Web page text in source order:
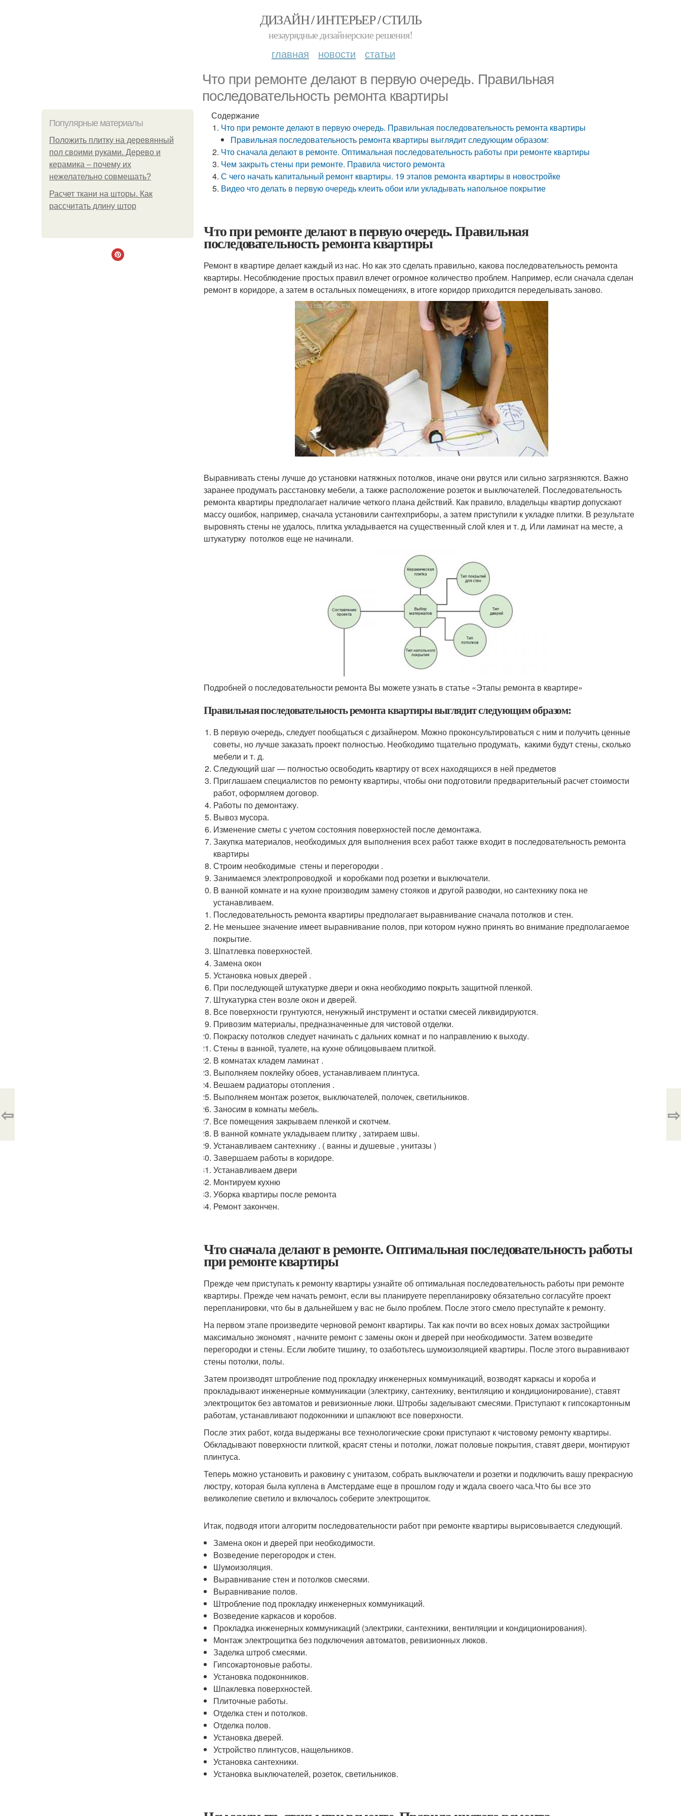
ДИЗАЙН / ИНТЕРЬЕР / СТИЛЬ
незаурядные дизайнерские решения!
главная новости статьи
Что при ремонте делают в первую очередь. Правильная
последовательность ремонта квартиры
Популярные материалы
Положить плитку на деревянный
пол своими руками. Дерево и
керамика – почему их
нежелательно совмещать?
Расчет ткани на шторы. Как
рассчитать длину штор
Содержание
Что при ремонте делают в первую очередь. Правильная последовательность ремонта квартиры
Правильная последовательность ремонта квартиры выглядит следующим образом:
Что сначала делают в ремонте. Оптимальная последовательность работы при ремонте квартиры
Чем закрыть стены при ремонте. Правила чистого ремонта
С чего начать капитальный ремонт квартиры. 19 этапов ремонта квартиры в новостройке
Видео что делать в первую очередь клеить обои или укладывать напольное покрытие
Что при ремонте делают в первую очередь. Правильная
последовательность ремонта квартиры
Ремонт в квартире делает каждый из нас. Но как это сделать правильно, какова последовательность ремонта
квартиры. Несоблюдение простых правил влечет огромное количество проблем. Например, если сначала сделан
ремонт в коридоре, а затем в остальных помещениях, в итоге коридор приходится переделывать заново.
Выравнивать стены лучше до установки натяжных потолков, иначе они рвутся или сильно загрязняются. Важно
заранее продумать расстановку мебели, а также расположение розеток и выключателей. Последовательность
ремонта квартиры предполагает наличие четкого плана действий. Как правило, владельцы квартир допускают
массу ошибок, например, сначала установили сантехприборы, а затем приступили к укладке плитки. В результате
выровнять стены не удалось, плитка укладывается на существенный слой клея и т. д. Или ламинат на месте, а
штукатурку потолков еще не начинали.
Подробней о последовательности ремонта Вы можете узнать в статье «Этапы ремонта в квартире»
Правильная последовательность ремонта квартиры выглядит следующим образом:
В первую очередь, следует пообщаться с дизайнером. Можно проконсультироваться с ним и получить ценные
советы, но лучше заказать проект полностью. Необходимо тщательно продумать, какими будут стены, сколько
мебели и т. д.
Следующий шаг — полностью освободить квартиру от всех находящихся в ней предметов
Приглашаем специалистов по ремонту квартиры, чтобы они подготовили предварительный расчет стоимости
работ, оформляем договор.
Работы по демонтажу.
Вывоз мусора.
Изменение сметы с учетом состояния поверхностей после демонтажа.
Закупка материалов, необходимых для выполнения всех работ также входит в последовательность ремонта
квартиры
Строим необходимые стены и перегородки .
Занимаемся электропроводкой и коробками под розетки и выключатели.
В ванной комнате и на кухне производим замену стояков и другой разводки, но сантехнику пока не
устанавливаем.
Последовательность ремонта квартиры предполагает выравнивание сначала потолков и стен.
Не меньшее значение имеет выравнивание полов, при котором нужно принять во внимание предполагаемое
покрытие.
Шпатлевка поверхностей.
Замена окон
Установка новых дверей .
При последующей штукатурке двери и окна необходимо покрыть защитной пленкой.
Штукатурка стен возле окон и дверей.
Все поверхности грунтуются, ненужный инструмент и остатки смесей ликвидируются.
Привозим материалы, предназначенные для чистовой отделки.
Покраску потолков следует начинать с дальних комнат и по направлению к выходу.
Стены в ванной, туалете, на кухне облицовываем плиткой.
В комнатах кладем ламинат .
Выполняем поклейку обоев, устанавливаем плинтуса.
Вешаем радиаторы отопления .
Выполняем монтаж розеток, выключателей, полочек, светильников.
Заносим в комнаты мебель.
Все помещения закрываем пленкой и скотчем.
В ванной комнате укладываем плитку , затираем швы.
Устанавливаем сантехнику . ( ванны и душевые , унитазы )
Завершаем работы в коридоре.
Устанавливаем двери
Монтируем кухню
Уборка квартиры после ремонта
Ремонт закончен.
Что сначала делают в ремонте. Оптимальная последовательность работы
при ремонте квартиры
Прежде чем приступать к ремонту квартиры узнайте об оптимальная последовательность работы при ремонте
квартиры. Прежде чем начать ремонт, если вы планируете перепланировку обязательно согласуйте проект
перепланировки, что бы в дальнейшем у вас не было проблем. После этого смело преступайте к ремонту.
На первом этапе произведите черновой ремонт квартиры. Так как почти во всех новых домах застройщики
максимально экономят , начните ремонт с замены окон и дверей при необходимости. Затем возведите
перегородки и стены. Если любите тишину, то озаботьтесь шумоизоляцией квартиры. После этого выравнивают
стены потолки, полы.
Затем производят штробление под прокладку инженерных коммуникаций, возводят каркасы и короба и
прокладывают инженерные коммуникации (электрику, сантехнику, вентиляцию и кондиционирование), ставят
электрощиток без автоматов и ревизионные люки. Штробы заделывают смесями. Приступают к гипсокартонным
работам, устанавливают подоконники и шпаклюют все поверхности.
После этих работ, когда выдержаны все технологические сроки приступают к чистовому ремонту квартиры.
Обкладывают поверхности плиткой, красят стены и потолки, ложат половые покрытия, ставят двери, монтируют
плинтуса.
Теперь можно установить и раковину с унитазом, собрать выключатели и розетки и подключить вашу прекрасную
люстру, которая была куплена в Амстердаме еще в прошлом году и ждала своего часа.Что бы все это
великолепие светило и включалось соберите электрощиток.
Итак, подводя итоги алгоритм последовательности работ при ремонте квартиры вырисовывается следующий.
Замена окон и дверей при необходимости.
Возведение перегородок и стен.
Шумоизоляция.
Выравнивание стен и потолков смесями.
Выравнивание полов.
Штробление под прокладку инженерных коммуникаций.
Возведение каркасов и коробов.
Прокладка инженерных коммуникаций (электрики, сантехники, вентиляции и кондиционирования).
Монтаж электрощитка без подключения автоматов, ревизионных люков.
Заделка штроб смесями.
Гипсокартоновые работы.
Установка подоконников.
Шпаклевка поверхностей.
Плиточные работы.
Отделка стен и потолков.
Отделка полов.
Установка дверей.
Устройство плинтусов, нащельников.
Установка сантехники.
Установка выключателей, розеток, светильников.
⇦ ⇨